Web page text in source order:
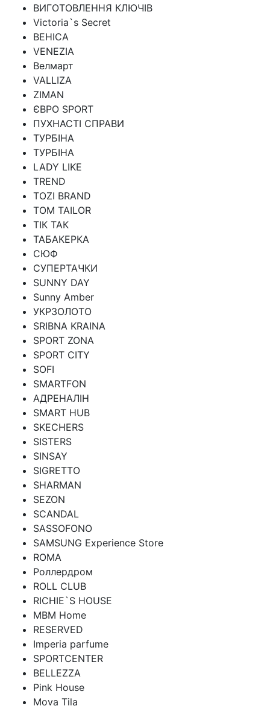
ВИГОТОВЛЕННЯ КЛЮЧІВ
Victoria`s Secret
ВЕНІСА
VENEZIA
Велмарт
VALLIZA
ZIMAN
ЄВРО SPORT
ПУХНАСТІ СПРАВИ
ТУРБІНА
ТУРБІНА
LADY LIKE
TREND
TOZI BRAND
TOM TAILOR
ТІК ТАК
ТАБАКЕРКА
СЮФ
СУПЕРТАЧКИ
SUNNY DAY
Sunny Amber
УКРЗОЛОТО
SRIBNA KRAINA
SPORT ZONA
SPORT CITY
SOFI
SMARTFON
АДРЕНАЛІН
SMART HUB
SKECHERS
SISTERS
SINSAY
SIGRETTO
SHARMAN
SEZON
SCANDAL
SASSOFONO
SAMSUNG Experience Store
ROMA
Роллердром
ROLL CLUB
RICHIE`S HOUSE
MBM Home
RESERVED
Imperia parfume
SPORTCENTER
BELLEZZA
Pink House
Mova Tila